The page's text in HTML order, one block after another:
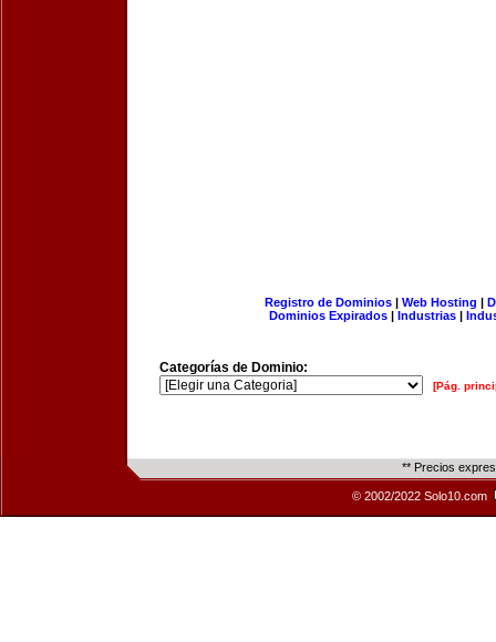
Registro de Dominios| Web Hosting |
Dominios Expirados | Industrias |
Categorías de Dominio:
[Pág.
** Precios
© 2002/2022 Solo10.com